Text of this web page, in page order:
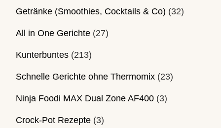
Getränke (Smoothies, Cocktails & Co) (32)
All in One Gerichte (27)
Kunterbuntes (213)
Schnelle Gerichte ohne Thermomix (23)
Ninja Foodi MAX Dual Zone AF400 (3)
Crock-Pot Rezepte (3)